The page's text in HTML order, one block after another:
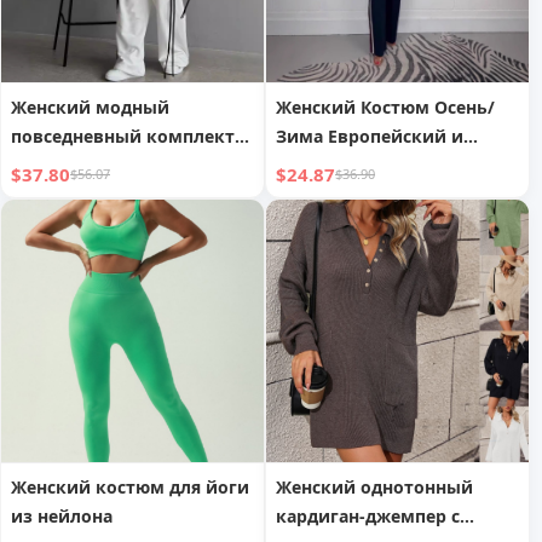
Женский модный
повседневный комплект
Осень
$37.80$56.07
Женский Костюм Осень/
Зима Европейский и
Американский Стиль
$24.87$36.90
Женский костюм для йоги
из нейлона
Женский однотонный
кардиган-джемпер с